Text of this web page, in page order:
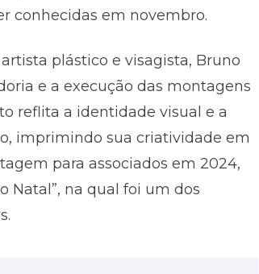
conhecidas em novembro.
plástico e visagista, Bruno
e a execução das montagens
reflita a identidade visual e a
imprimindo sua criatividade em
para associados em 2024,
Natal”, na qual foi um dos